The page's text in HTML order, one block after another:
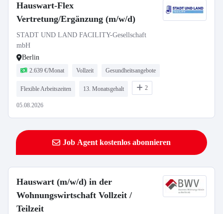
Hauswart-Flex
Vertretung/Ergänzung (m/w/d)
STADT UND LAND FACILITY-Gesellschaft
mbH
Berlin
2.639 €/Monat Vollzeit Gesundheitsangebote
Flexible Arbeitszeiten 13. Monatsgehalt 2
05.08.2026
Job Agent kostenlos abonnieren
Hauswart (m/w/d) in der
Wohnungswirtschaft Vollzeit /
Teilzeit